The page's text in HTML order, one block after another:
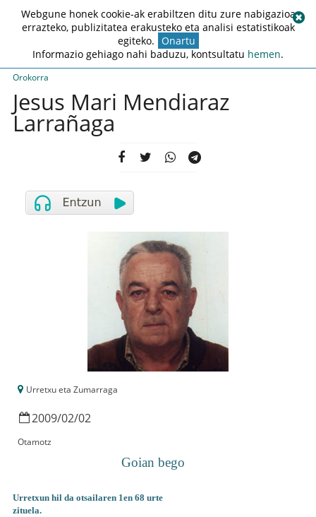
Orokorra
Jesus Mari Mendiaraz
Larrañaga
Urretxu eta Zumarraga
2009/02/02
Otamotz
Goian bego
Urretxun hil da otsailaren 1en 68 urte
zituela.
Webgune honek cookie-ak erabiltzen ditu zure nabigazioa
errazteko, publizitatea erakusteko eta analisi estatistikoak
egiteko. Onartu
Informazio gehiago nahi baduzu, kontsultatu hemen.